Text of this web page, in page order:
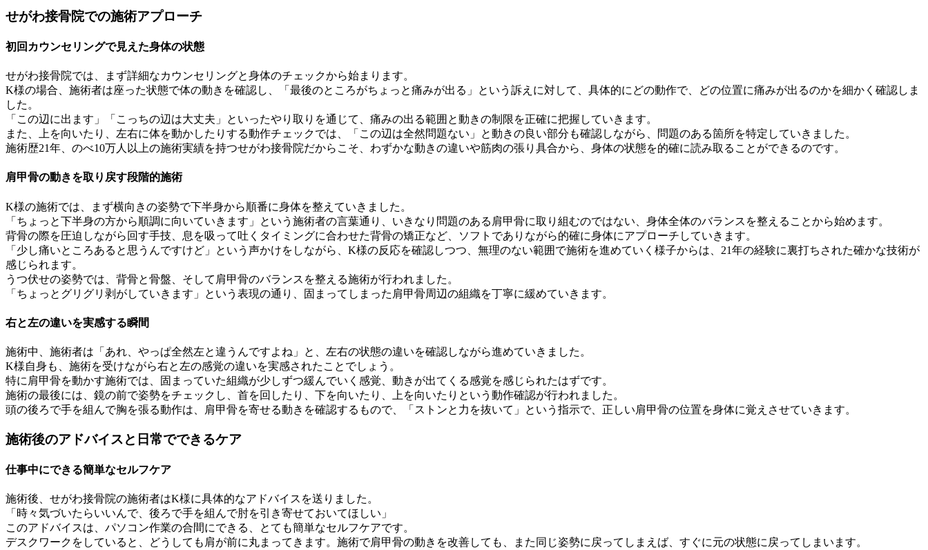
せがわ接骨院での施術アプローチ
初回カウンセリングで見えた身体の状態
せがわ接骨院では、まず詳細なカウンセリングと身体のチェックから始まります。
K様の場合、施術者は座った状態で体の動きを確認し、「最後のところがちょっと痛みが出る」という訴えに対して、具体的にどの動作で、どの位置に痛みが出るのかを細かく確認しま
した。
「この辺に出ます」「こっちの辺は大丈夫」といったやり取りを通じて、痛みの出る範囲と動きの制限を正確に把握していきます。
また、上を向いたり、左右に体を動かしたりする動作チェックでは、「この辺は全然問題ない」と動きの良い部分も確認しながら、問題のある箇所を特定していきました。
施術歴21年、のべ10万人以上の施術実績を持つせがわ接骨院だからこそ、わずかな動きの違いや筋肉の張り具合から、身体の状態を的確に読み取ることができるのです。
肩甲骨の動きを取り戻す段階的施術
K様の施術では、まず横向きの姿勢で下半身から順番に身体を整えていきました。
「ちょっと下半身の方から順調に向いていきます」という施術者の言葉通り、いきなり問題のある肩甲骨に取り組むのではない、身体全体のバランスを整えることから始めます。
背骨の際を圧迫しながら回す手技、息を吸って吐くタイミングに合わせた背骨の矯正など、ソフトでありながら的確に身体にアプローチしていきます。
「少し痛いところあると思うんですけど」という声かけをしながら、K様の反応を確認しつつ、無理のない範囲で施術を進めていく様子からは、21年の経験に裏打ちされた確かな技術が
感じられます。
うつ伏せの姿勢では、背骨と骨盤、そして肩甲骨のバランスを整える施術が行われました。
「ちょっとグリグリ剥がしていきます」という表現の通り、固まってしまった肩甲骨周辺の組織を丁寧に緩めていきます。
右と左の違いを実感する瞬間
施術中、施術者は「あれ、やっぱ全然左と違うんですよね」と、左右の状態の違いを確認しながら進めていきました。
K様自身も、施術を受けながら右と左の感覚の違いを実感されたことでしょう。
特に肩甲骨を動かす施術では、固まっていた組織が少しずつ緩んでいく感覚、動きが出てくる感覚を感じられたはずです。
施術の最後には、鏡の前で姿勢をチェックし、首を回したり、下を向いたり、上を向いたりという動作確認が行われました。
頭の後ろで手を組んで胸を張る動作は、肩甲骨を寄せる動きを確認するもので、「ストンと力を抜いて」という指示で、正しい肩甲骨の位置を身体に覚えさせていきます。
施術後のアドバイスと日常でできるケア
仕事中にできる簡単なセルフケア
施術後、せがわ接骨院の施術者はK様に具体的なアドバイスを送りました。
「時々気づいたらいいんで、後ろで手を組んで肘を引き寄せておいてほしい」
このアドバイスは、パソコン作業の合間にできる、とても簡単なセルフケアです。
デスクワークをしていると、どうしても肩が前に丸まってきます。施術で肩甲骨の動きを改善しても、また同じ姿勢に戻ってしまえば、すぐに元の状態に戻ってしまいます。